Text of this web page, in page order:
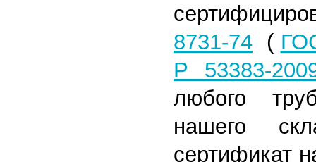
8731-74 (
Р 53383-
любого
нашего
сертификат